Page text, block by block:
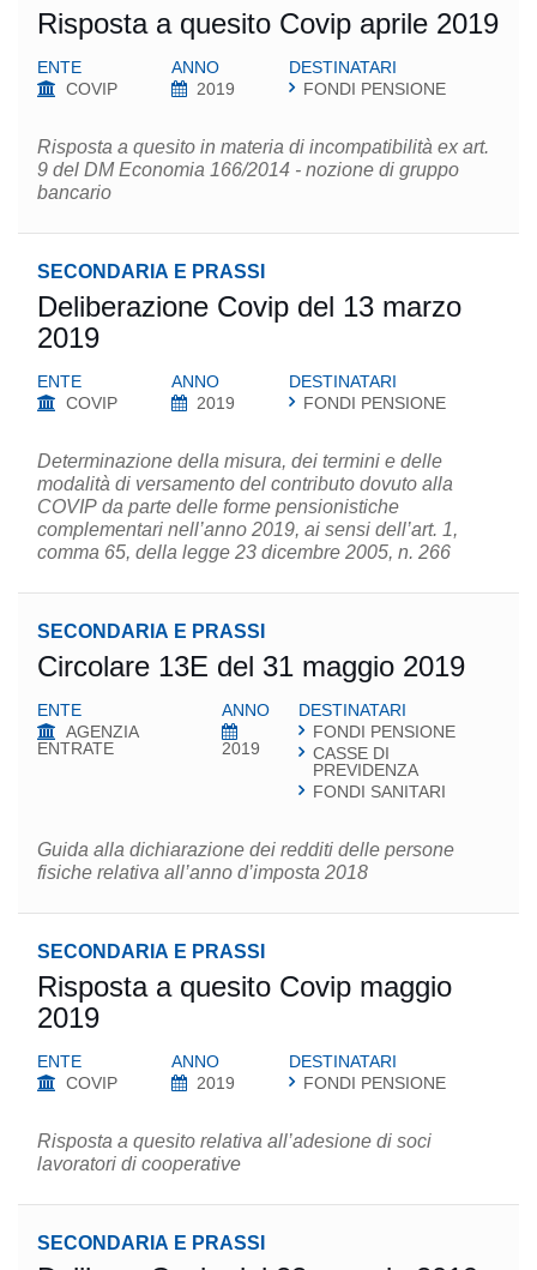
Risposta a quesito Covip aprile 2019
ENTE
COVIP
ANNO
2019
DESTINATARI
FONDI PENSIONE
Risposta a quesito in materia di incompatibilità ex art.
9 del DM Economia 166/2014 - nozione di gruppo
bancario
SECONDARIA E PRASSI
Deliberazione Covip del 13 marzo
2019
ENTE
COVIP
ANNO
2019
DESTINATARI
FONDI PENSIONE
Determinazione della misura, dei termini e delle
modalità di versamento del contributo dovuto alla
COVIP da parte delle forme pensionistiche
complementari nell’anno 2019, ai sensi dell’art. 1,
comma 65, della legge 23 dicembre 2005, n. 266
SECONDARIA E PRASSI
Circolare 13E del 31 maggio 2019
ENTE
AGENZIA
ENTRATE
ANNO
2019
DESTINATARI
FONDI PENSIONE
CASSE DI
PREVIDENZA
FONDI SANITARI
Guida alla dichiarazione dei redditi delle persone
fisiche relativa all’anno d’imposta 2018
SECONDARIA E PRASSI
Risposta a quesito Covip maggio
2019
ENTE
COVIP
ANNO
2019
DESTINATARI
FONDI PENSIONE
Risposta a quesito relativa all’adesione di soci
lavoratori di cooperative
SECONDARIA E PRASSI